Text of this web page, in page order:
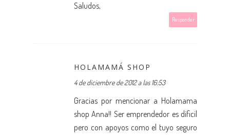
Saludos,
Responder
HOLAMAMÁ SHOP
4 de diciembre de 2012 a las 16:53
Gracias por mencionar a Holamama
shop Anna!! Ser emprendedor es dificil
pero con apoyos como el tuyo seguro